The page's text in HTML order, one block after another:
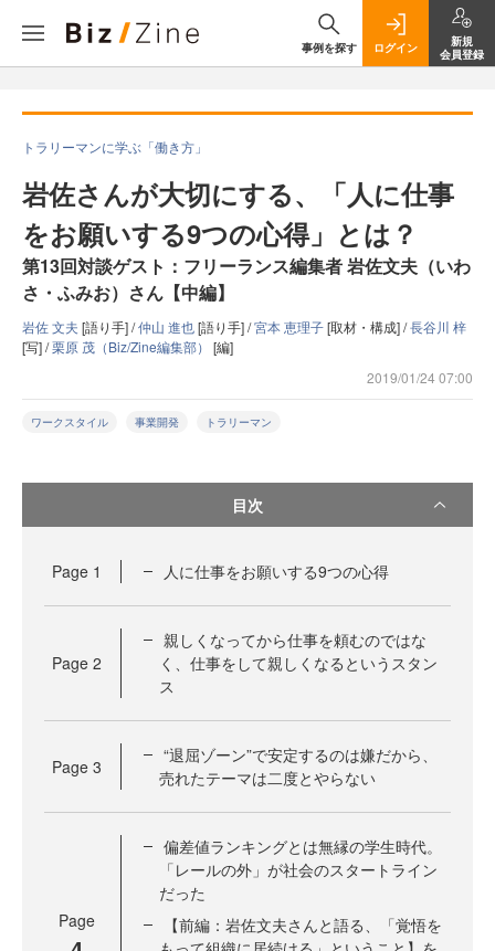
事例を探す ログイン
新規
会員登録
トラリーマンに学ぶ「働き方」
岩佐さんが大切にする、「人に仕事
をお願いする9つの心得」とは？
第13回対談ゲスト：フリーランス編集者 岩佐文夫（いわ
さ・ふみお）さん【中編】
岩佐 文夫 [語り手] /仲山 進也[語り手] /宮本 恵理子[取材・構成] /長谷川 梓
[写] /栗原 茂（Biz/Zine編集部） [編]
2019/01/24 07:00
ワークスタイル 事業開発 トラリーマン
目次
Page 1 人に仕事をお願いする9つの心得
Page 2
親しくなってから仕事を頼むのではな
く、仕事をして親しくなるというスタン
ス
Page 3
“退屈ゾーン”で安定するのは嫌だから、
売れたテーマは二度とやらない
Page
偏差値ランキングとは無縁の学生時代。
「レールの外」が社会のスタートライン
だった
【前編：岩佐文夫さんと語る、「覚悟を